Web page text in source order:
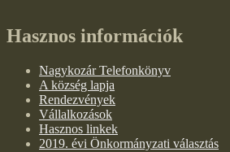
Hasznos információk
Nagykozár Telefonkönyv
A község lapja
Rendezvények
Vállalkozások
Hasznos linkek
2019. évi Önkormányzati választás